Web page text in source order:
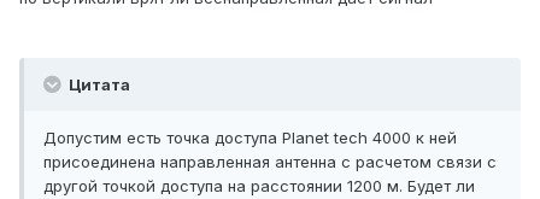
Цитата
Допустим есть точка доступа Planet tech 4000 к ней
присоединена направленная антенна с расчетом связи с
другой точкой доступа на расстоянии 1200 м. Будет ли